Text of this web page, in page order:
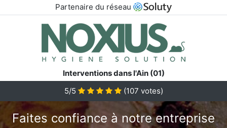
Partenaire du réseau
Interventions dans l'Ain (01)
5/5
(107 votes)
Faites confiance à notre entreprise